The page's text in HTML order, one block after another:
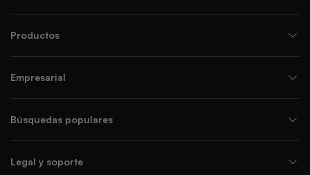
Productos
Empresarial
Búsquedas populares
Legal y soporte